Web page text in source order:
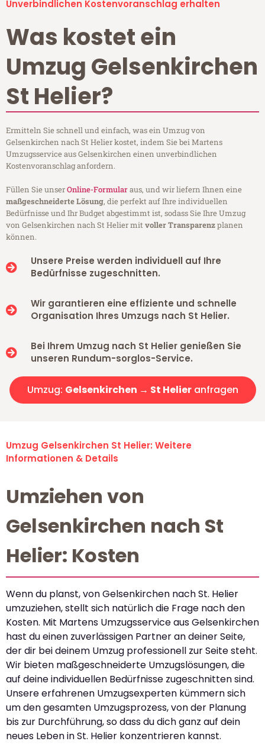
Unverbindlichen Kostenvoranschlag erhalten
Was kostet ein
Umzug Gelsenkirchen
St Helier?
Ermitteln Sie schnell und einfach, was ein Umzug von
Gelsenkirchen nach St Helier kostet, indem Sie bei Martens
Umzugsservice aus Gelsenkirchen einen unverbindlichen
Kostenvoranschlag anfordern.
Füllen Sie unserOnline-Formularaus, und wir liefern Ihnen eine
maßgeschneiderte Lösung, die perfekt auf Ihre individuellen
Bedürfnisse und Ihr Budget abgestimmt ist, sodass Sie Ihre Umzug
von Gelsenkirchen nach St Helier mitvoller Transparenzplanen
können.
Unsere Preise werden individuell auf Ihre
Bedürfnisse zugeschnitten.
Wir garantieren eine effiziente und schnelle
Organisation Ihres Umzugs nach St Helier.
Bei Ihrem Umzug nach St Helier genießen Sie
unseren Rundum-sorglos-Service.
Umzug: Gelsenkirchen → St Helieranfragen
Umzug Gelsenkirchen St Helier: Weitere
Informationen & Details
Umziehen von
Gelsenkirchen nach St
Helier: Kosten
Wenn du planst, von Gelsenkirchen nach St. Helier
umzuziehen, stellt sich natürlich die Frage nach den
Kosten. Mit Martens Umzugsservice aus Gelsenkirchen
hast du einen zuverlässigen Partner an deiner Seite,
der dir bei deinem Umzug professionell zur Seite steht.
Wir bieten maßgeschneiderte Umzugslösungen, die
auf deine individuellen Bedürfnisse zugeschnitten sind.
Unsere erfahrenen Umzugsexperten kümmern sich
um den gesamten Umzugsprozess, von der Planung
bis zur Durchführung, so dass du dich ganz auf dein
neues Leben in St. Helier konzentrieren kannst.